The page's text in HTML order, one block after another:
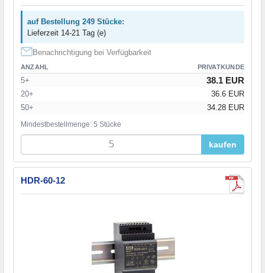
auf Bestellung 249 Stücke:
Lieferzeit 14-21 Tag (e)
Benachrichtigung bei Verfügbarkeit
ANZAHL PRIVATKUNDE
5+ 38.1 EUR
20+
36.6 EUR
50+
34.28 EUR
Mindestbestellmenge: 5 Stücke
kaufen
HDR-60-12